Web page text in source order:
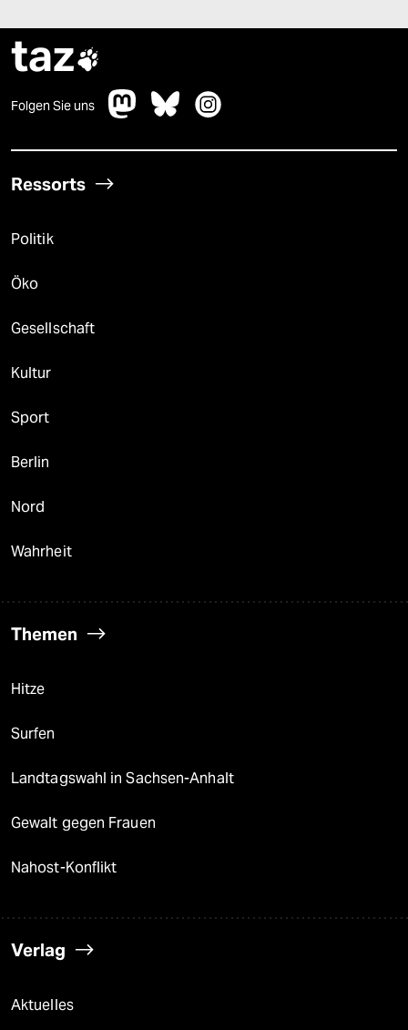
taz
Folgen Sie uns
Ressorts
Politik
Öko
Gesellschaft
Kultur
Sport
Berlin
Nord
Wahrheit
Themen
Hitze
Surfen
Landtagswahl in Sachsen-Anhalt
Gewalt gegen Frauen
Nahost-Konflikt
Verlag
Aktuelles